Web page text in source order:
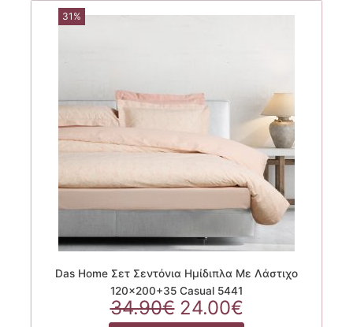
31%
Das Home Σετ Σεντόνια Ημίδιπλα Με Λάστιχο
120×200+35 Casual 5441
34.90€ Original
24.00€Η